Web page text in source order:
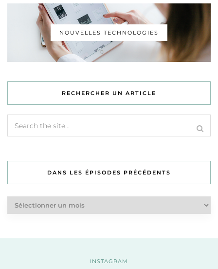
NOUVELLES TECHNOLOGIES
RECHERCHER UN ARTICLE
DANS LES ÉPISODES PRÉCÉDENTS
les
INSTAGRAM